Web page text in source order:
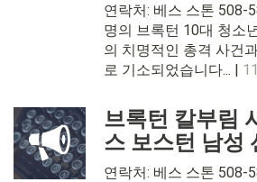
연락처: 베스 스톤 508-
명의 브록턴 10대 청소
의 치명적인 총격 사건
로 기소되었습니다... |
브록턴 칼부림
스 보스턴 남성
연락처: 베스 스톤 508-